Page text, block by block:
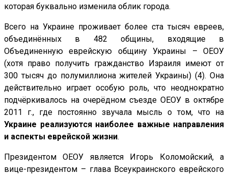
которая буквально изменила облик города.
Всего на Украине проживает более ста тысяч евреев,
объединённых в 482 общины, входящие в
Объединенную еврейскую общину Украины – ОЕОУ
(хотя право получить гражданство Израиля имеют от
300 тысяч до полумиллиона жителей Украины) (4). Она
действительно играет особую роль, что неоднократно
подчёркивалось на очерёдном съезде ОЕОУ в октябре
2011 г., где постоянно звучала мысль о том, что на
Украине реализуются наиболее важные направления
и аспекты еврейской жизни.
Президентом ОЕОУ является Игорь Коломойский, а
вице-президентом – глава Всеукраинского еврейского